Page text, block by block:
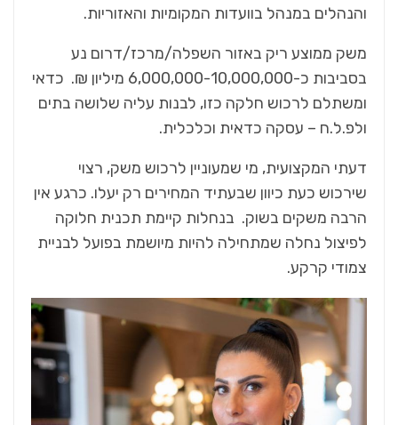
והנהלים במנהל בוועדות המקומיות והאזוריות.
משק ממוצע ריק באזור השפלה/מרכז/דרום נע
בסביבות כ-6,000,000-10,000,000 מיליון ₪. כדאי
ומשתלם לרכוש חלקה כזו, לבנות עליה שלושה בתים
ולפ.ל.ח – עסקה כדאית וכלכלית.
דעתי המקצועית, מי שמעוניין לרכוש משק, רצוי
שירכוש כעת כיוון שבעתיד המחירים רק יעלו. כרגע אין
הרבה משקים בשוק. בנחלות קיימת תכנית חלוקה
לפיצול נחלה שמתחילה להיות מיושמת בפועל לבניית
צמודי קרקע.